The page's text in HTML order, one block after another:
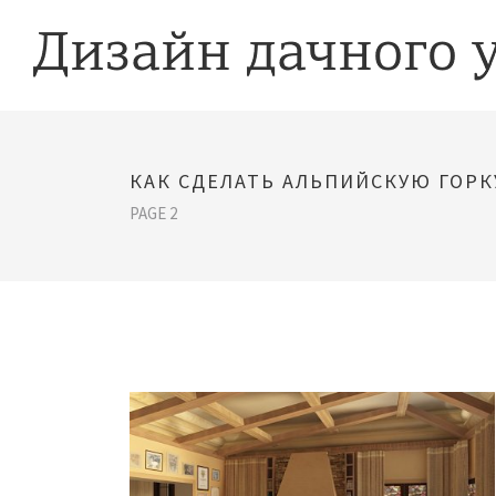
КАК СДЕЛАТЬ АЛЬПИЙСКУЮ
PAGE 2